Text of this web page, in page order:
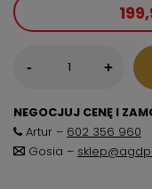
- +
NEGOCJUJ CENĘ I
Artur – 602 356 960
Gosia –